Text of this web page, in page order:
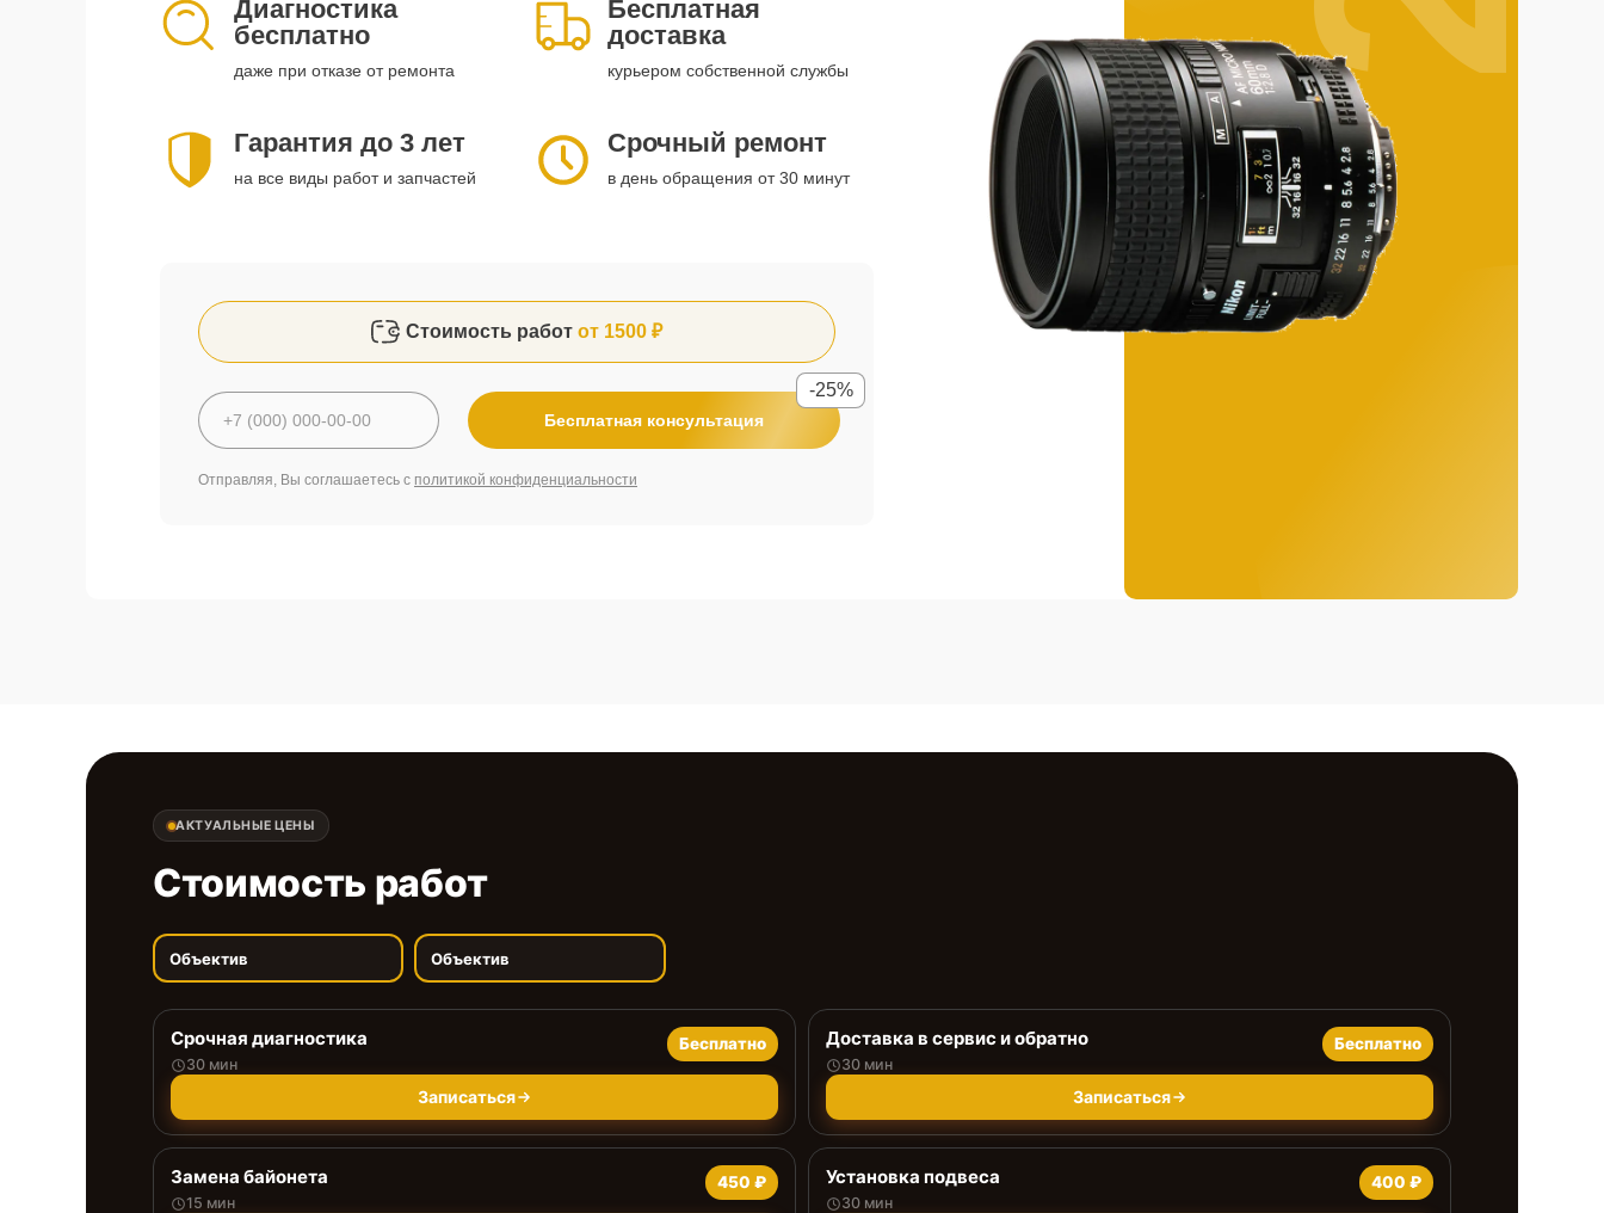
Диагностика
бесплатно
даже при отказе от ремонта
Бесплатная
доставка
курьером собственной службы
Гарантия до 3 лет
на все виды работ и запчастей
Срочный ремонт
в день обращения от 30 минут
Стоимость работ от 1500 ₽
Бесплатная консультация
-25%
Отправляя, Вы соглашаетесь с политикой конфиденциальности
АКТУАЛЬНЫЕ ЦЕНЫ
Стоимость работ
Объектив Объектив
Срочная диагностика
30 мин
Бесплатно
Записаться
Доставка в сервис и обратно
30 мин
Бесплатно
Записаться
Замена байонета
15 мин
450 ₽ Установка подвеса
30 мин
400 ₽